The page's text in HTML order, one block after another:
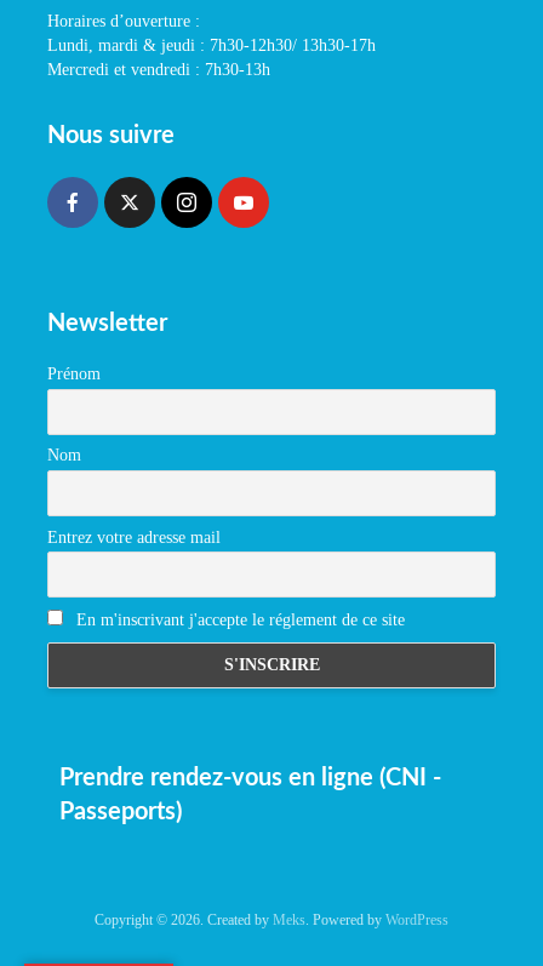
Horaires d’ouverture :
Lundi, mardi & jeudi : 7h30-12h30/ 13h30-17h
Mercredi et vendredi : 7h30-13h
Nous suivre
Newsletter
Prénom
Nom
Entrez votre adresse mail
En m'inscrivant j'accepte le réglement de ce site
Prendre rendez-vous en ligne (CNI -
Passeports)
Copyright © 2026. Created by Meks . Powered by WordPress